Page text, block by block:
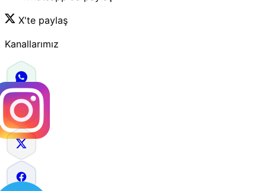
X'te paylaş
Kanallarımız